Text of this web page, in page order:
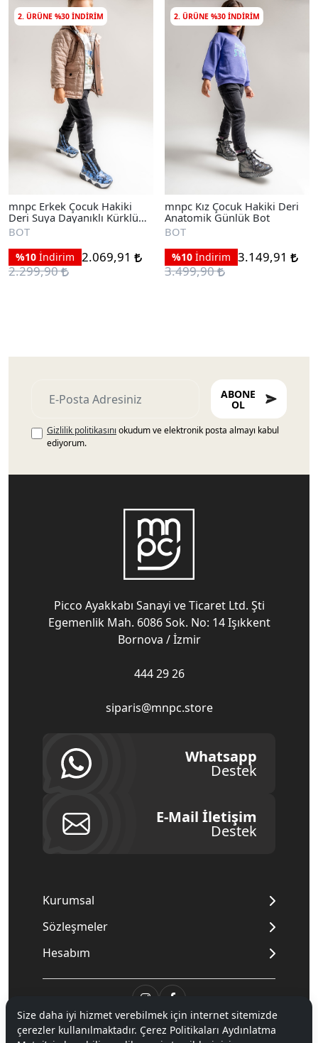
2. ÜRÜNE %30 INDIRIM
mnpc Erkek Çocuk Hakiki
Deri Suya Dayanıklı Kürklü
Günlük Bot
BOT
%10 İndirim 2.069,91
2.299,90
2. ÜRÜNE %30 INDIRIM
mnpc Kız Çocuk Hakiki Deri
Anatomik Günlük Bot
BOT
%10 İndirim 3.149,91
3.499,90
ABONE
OL
Gizlilik politikasını okudum ve elektronik posta almayı kabul
ediyorum.
Picco Ayakkabı Sanayi ve Ticaret Ltd. Şti
Egemenlik Mah. 6086 Sok. No: 14 Işıkkent
Bornova / İzmir
444 29 26
siparis@mnpc.store
Whatsapp
Destek
E-Mail İletişim
Destek
Kurumsal
Sözleşmeler
Hesabım
© 2020Mnpc. Tüm hakları saklıdır.
Size daha iyi hizmet verebilmek için internet sitemizde
çerezler kullanılmaktadır. Çerez Politikaları Aydınlatma